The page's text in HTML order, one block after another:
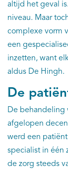
altijd het geval
niveau. Maar
complexe vorm
een
inzetten, want
aldus De Hingh.
De
De behandeling
afgelopen
werd een
specialist in één
de zorg steeds